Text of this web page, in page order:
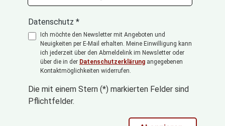
Datenschutz *
Ich möchte den Newsletter mit Angeboten und
Neuigkeiten per E-Mail erhalten. Meine Einwilligung kann
ich jederzeit über den Abmeldelink im Newsletter oder
über die in der Datenschutzerklärung angegebenen
Kontaktmöglichkeiten widerrufen.
Die mit einem Stern (*) markierten Felder sind
Pflichtfelder.